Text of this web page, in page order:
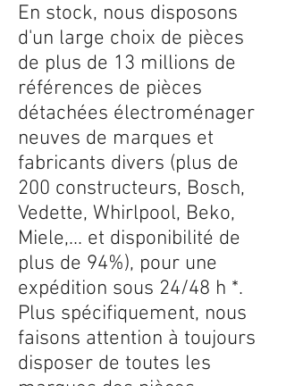
En stock, nous disposons
d'un large choix de pièces
de plus de 13 millions de
références de pièces
détachées électroménager
neuves de marques et
fabricants divers (plus de
200 constructeurs, Bosch,
Vedette, Whirlpool, Beko,
Miele,... et disponibilité de
plus de 94%), pour une
expédition sous 24/48 h *.
Plus spécifiquement, nous
faisons attention à toujours
disposer de toutes les